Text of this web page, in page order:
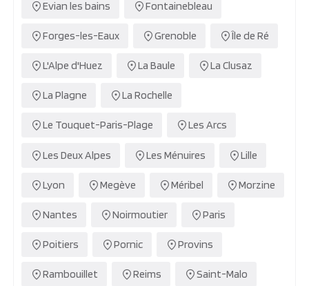
Evian les bains Fontainebleau
Forges-les-Eaux Grenoble Île de Ré
L'Alpe d'Huez La Baule La Clusaz
La Plagne La Rochelle
Le Touquet-Paris-Plage Les Arcs
Les Deux Alpes Les Ménuires Lille
Lyon Megève Méribel Morzine
Nantes Noirmoutier Paris
Poitiers Pornic Provins
Rambouillet Reims Saint-Malo